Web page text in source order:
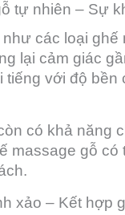
tự nhiên – Sự
các loại
lại cảm giác
tiếng với độ
có khả năng
massage gỗ
xảo – Kết hợp